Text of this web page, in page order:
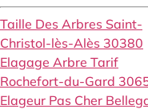
Taille Des Arbres Saint-
Christol-lès-Alès 30380
Elagage Arbre Tarif
Rochefort-du-Gard
Elageur Pas Cher